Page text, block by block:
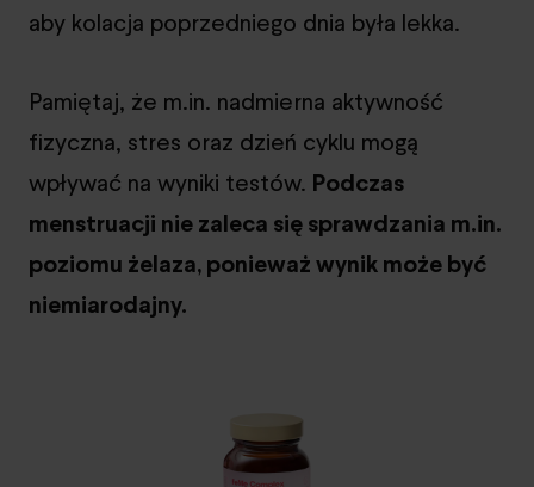
aby kolacja poprzedniego dnia była lekka.
Pamiętaj, że m.in. nadmierna aktywność
fizyczna, stres oraz dzień cyklu mogą
wpływać na wyniki testów. Podczas
menstruacji nie zaleca się sprawdzania m.in.
poziomu żelaza, ponieważ wynik może być
niemiarodajny.